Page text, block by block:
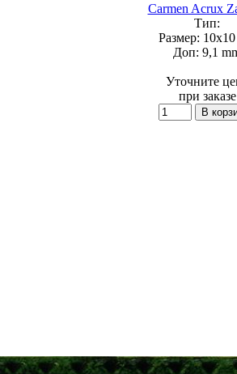
Carmen Acrux
Тип:
Размер:
Доп: 9,1
Уточните
при заказе